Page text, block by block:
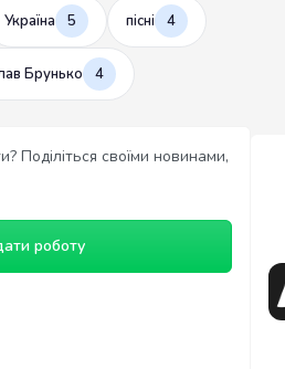
Україна 5 пісні 4
Брунько 4
Поділіться своїми новинами,
роботу